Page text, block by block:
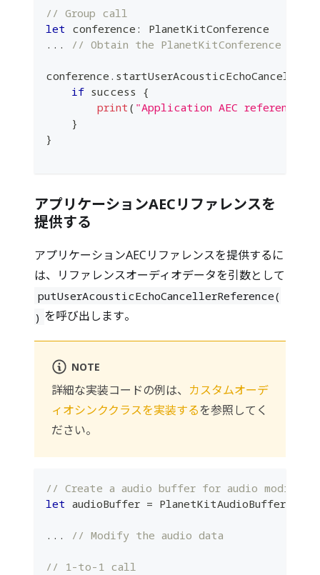
// Group call
let conference :
PlanetKitConference
...
// Obtain the PlanetKitConference
conference .
if success {
print ( "Application AEC reference
}
}
アプリケーションAECリファレンスを
提供する
アプリケーションAECリファレンスを提供するに
は、リファレンスオーディオデータを引数として
putUserAcousticEchoCancellerReference(
) を呼び出します。
NOTE
詳細な実装コードの例は、 カスタムオーデ
ィオシンククラスを実装するを参照してく
ださい。
// Create a audio buffer for audio
let audioBuffer = PlanetKitAudioBuffer
... // Modify the audio data
// 1-to-1 call